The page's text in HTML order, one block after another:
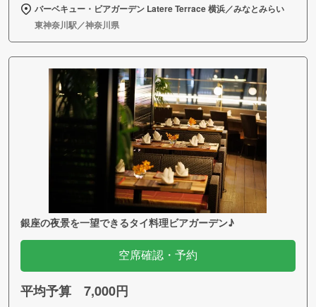
バーベキュー・ビアガーデン Latere Terrace 横浜／みなとみらい
東神奈川駅／神奈川県
銀座の夜景を一望できるタイ料理ビアガーデン♪
空席確認・予約
平均予算 7,000円